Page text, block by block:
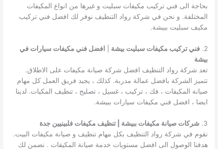
بحاجة الى فني تركيب مكيفات سبليت و غيرها من انواع المكيفات
المختلفة. و نحن في شركة رواد التنظيف نوفر لك افضل فني تركيب
مكيف سبليت ببيشة.
2. فني تركيب مكيفات سبليت بيشة
افضل فني مكيفات سيارات في
بيشة
تعد شركة رواد التنظيف افضل شركة صيانة مكيفات على الاطلاق.
تتميز الشركة بافضل عمالة مدربة. كذلك ، يجيد فريق العمل كل مهام
صيانة المكيفات ، فك ، تركيب ، غسيل ، تصليح ، تنظيف المكيات. لدينا
ايضا ، افضل فني مكيفات سيارات ببيشة.
3.
شركات صيانة مكيفات ببيشة | تنظيف مكيفات فلبينيين جدة
نقوم في شركة رواد التنظيف بكل مهام تنظيف و صيانة مكيفات البيت.
هدفنا الوصول الى افضل مستويات خدمة صيانة المكيفات . نضمن لك